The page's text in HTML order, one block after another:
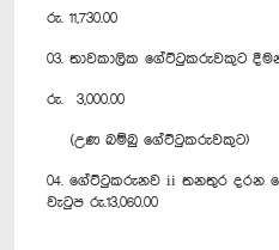
රු. 11,730.00
03. තාවකාලික ගේට්ටුකරුවකුට
රු. 3,000.00
(උණ බම්බු ගේට්ටුකරුවකුට)
04. ගේට්ටුකරුනව ii තනතුර දරන
වැටුප රු.13,060.00